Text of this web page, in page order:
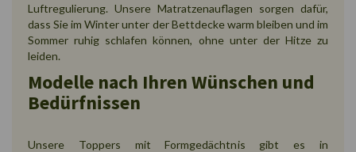
Luftregulierung. Unsere Matratzenauflagen sorgen dafür,
dass Sie im Winter unter der Bettdecke warm bleiben und im
Sommer ruhig schlafen können, ohne unter der Hitze zu
leiden.
Modelle nach Ihren Wünschen und
Bedürfnissen
Unsere Toppers mit Formgedächtnis gibt es in